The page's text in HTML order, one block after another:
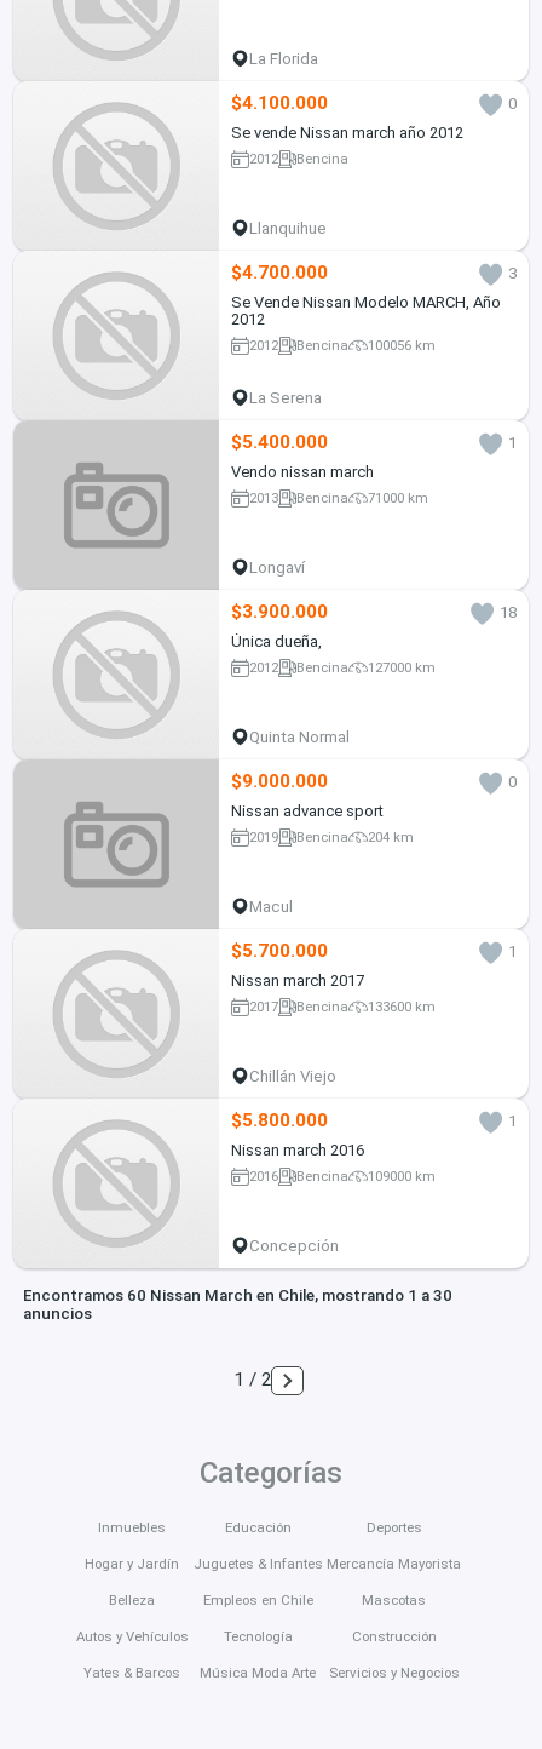
La Florida
$4.100.000
0
Se vende Nissan march año 2012
2012 Bencina
Llanquihue
$4.700.000
3
Se Vende Nissan Modelo MARCH, Año
2012
2012 Bencina 100056 km
La Serena
$5.400.000
1
Vendo nissan march
2013 Bencina 71000 km
Longaví
$3.900.000
18
Única dueña,
2012 Bencina 127000 km
Quinta Normal
$9.000.000
0
Nissan advance sport
2019 Bencina 204 km
Macul
$5.700.000
1
Nissan march 2017
2017 Bencina 133600 km
Chillán Viejo
$5.800.000
1
Nissan march 2016
2016 Bencina 109000 km
Concepción
Encontramos 60 Nissan March en Chile, mostrando 1 a 30
anuncios
1 / 2
Categorías
Inmuebles
Hogar y Jardín
Belleza
Autos y Vehículos
Yates & Barcos
Educación
Juguetes & Infantes
Empleos en Chile
Tecnología
Música Moda Arte
Deportes
Mercancía Mayorista
Mascotas
Construcción
Servicios y Negocios